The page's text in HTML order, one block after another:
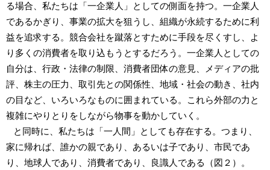
る場合、私たちは「一企業人」としての側面を持つ。一企業人
であるかぎり、事業の拡大を狙うし、組織が永続するために利
益を追求する。競合会社を蹴落とすために手段を尽くすし、よ
り多くの消費者を取り込もうとするだろう。一企業人としての
自分は、行政・法律の制限、消費者団体の意見、メディアの批
評、株主の圧力、取引先との関係性、地域・社会の動き、社内
の目など、いろいろなものに囲まれている。これら外部の力と
複雑にやりとりをしながら物事を動かしていく。
と同時に、私たちは「一人間」としても存在する。つまり、
家に帰れば、誰かの親であり、あるいは子であり、市民であ
り、地球人であり、消費者であり、良識人である（図２）。